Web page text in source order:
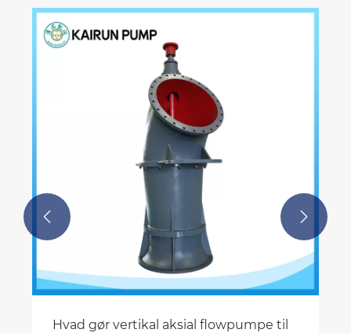
Hvad gør vertikal aksial flowpumpe til
 